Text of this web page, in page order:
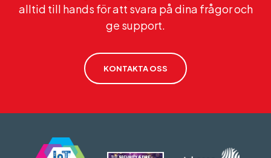
alltid till hands för att svara på dina frågor och
ge support.
KONTAKTA OSS